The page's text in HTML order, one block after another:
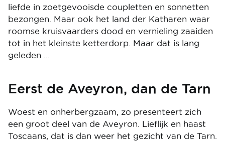
liefde in zoetgevooisde coupletten en sonnetten
bezongen. Maar ook het land der Katharen waar
roomse kruisvaarders dood en vernieling zaaiden
tot in het kleinste ketterdorp. Maar dat is lang
geleden …
Eerst de Aveyron, dan de Tarn
Woest en onherbergzaam, zo presenteert zich
een groot deel van de Aveyron. Lieflijk en haast
Toscaans, dat is dan weer het gezicht van de Tarn.